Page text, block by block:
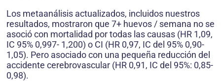
Los metaanálisis actualizados, incluidos nuestros
resultados, mostraron que 7+ huevos / semana no se
asoció con mortalidad por todas las causas (HR 1,09,
IC 95% 0,997- 1,200) o CI (HR 0,97, IC del 95% 0,90-
1,05). Pero asociado con una pequeña reducción del
accidente cerebrovascular (HR 0,91, IC del 95%: 0,85-
0,98).